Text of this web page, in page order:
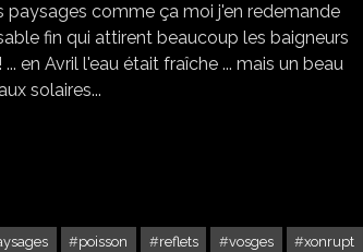
paysages comme ça moi j'en redemande
fin qui attirent beaucoup les baigneurs
en Avril l'eau était fraîche ... mais un beau
solaires...
poisson reflets vosges xonrupt
LE LAC DE XONRUPT-LONGEMER